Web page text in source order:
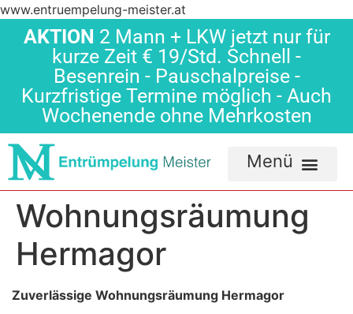
www.entruempelung-meister.at
AKTION 2 Mann + LKW jetzt nur für
kurze Zeit € 19/Std. Schnell -
Besenrein - Pauschalpreise -
Kurzfristige Termine möglich - Auch
Wochenende ohne Mehrkosten
Wohnungsräumung
Hermagor
Zuverlässige Wohnungsräumung Hermagor